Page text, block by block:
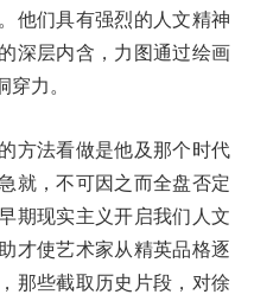
他们具有强烈的人文精神
深层内含，力图通过绘画
力。
方法看做是他及那个时代
就，不可因之而全盘否定
期现实主义开启我们人文
才使艺术家从精英品格逐
那些截取历史片段，对徐